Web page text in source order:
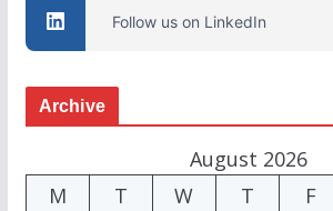
Follow us on LinkedIn
Archive
August 2026
M
T W T F